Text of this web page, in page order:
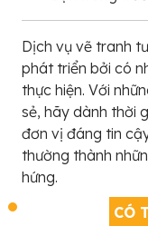
Dịch vụ vẽ tranh
phát triển bởi có
thực hiện. Với
sẻ, hãy dành thời
đơn vị đáng tin
thường thành
hứng.
CÓ